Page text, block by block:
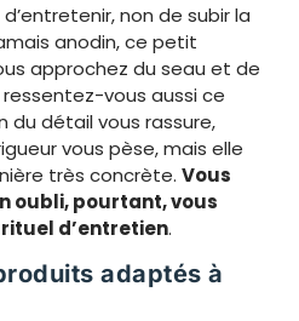
non de subir la
anodin, ce petit
approchez du seau et de
vous aussi ce
du détail vous rassure,
vous pèse, mais elle
très concrète. Vous
oubli, pourtant, vous
d’entretien.
adaptés à